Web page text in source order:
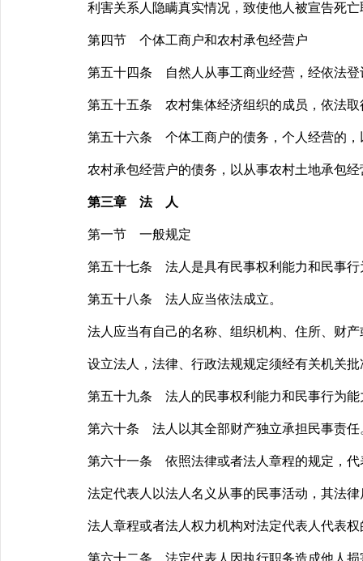
利害关系人隐瞒真实情况，致使他人被宣告死亡
第四节 个体工商户和农村承包经营户
第五十四条 自然人从事工商业经营，经依法登
第五十五条 农村集体经济组织的成员，依法取
第五十六条 个体工商户的债务，个人经营的，
农村承包经营户的债务，以从事农村土地承包经
第三章 法 人
第一节 一般规定
第五十七条 法人是具有民事权利能力和民事行
第五十八条 法人应当依法成立。
法人应当有自己的名称、组织机构、住所、财产
设立法人，法律、行政法规规定须经有关机关批
第五十九条 法人的民事权利能力和民事行为能
第六十条 法人以其全部财产独立承担民事责任
第六十一条 依照法律或者法人章程的规定，代
法定代表人以法人名义从事的民事活动，其法律
法人章程或者法人权力机构对法定代表人代表权
第六十二条 法定代表人因执行职务造成他人损